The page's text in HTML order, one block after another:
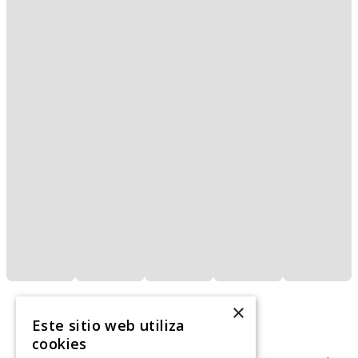
×
Este sitio web utiliza
cookies